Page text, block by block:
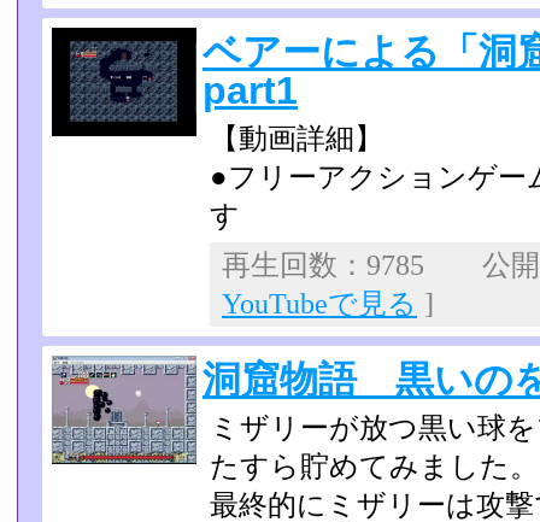
ベアーによる「洞
part1
【動画詳細】
●フリーアクションゲー
す
再生回数：9785 公
YouTubeで見る ]
洞窟物語 黒いの
ミザリーが放つ黒い球
たすら貯めてみました。
最終的にミザリーは攻